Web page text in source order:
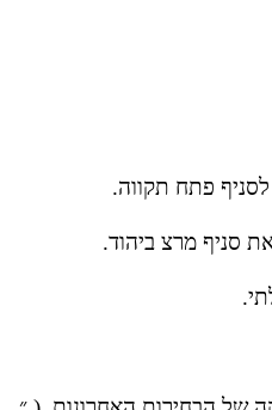
לסניף פתח תקווה.
סניף מרצ ביהוד.